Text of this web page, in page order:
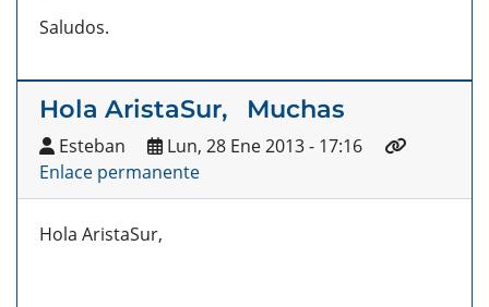
Saludos.
Hola AristaSur, Muchas
Esteban
Lun, 28 Ene 2013 - 17:16
Enlace permanente
Hola AristaSur,